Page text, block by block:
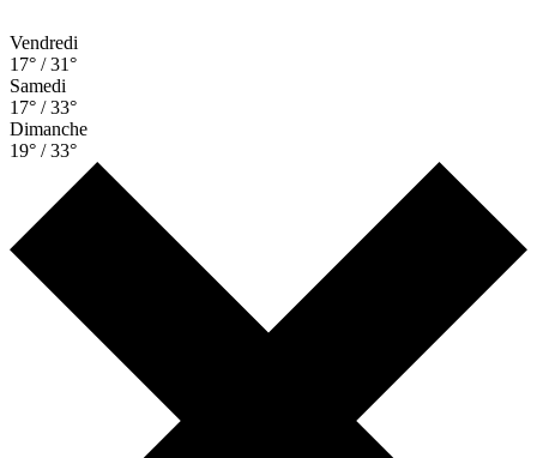
Vendredi
17° / 31°
Samedi
17° / 33°
Dimanche
19° / 33°